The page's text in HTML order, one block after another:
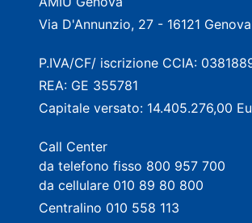
Via D'Annunzio, 27 - 16121 Genova
P.IVA/CF/ iscrizione CCIA:
REA: GE 355781
Capitale versato: 14.405.276,00
Call Center
da telefono fisso 800 957 700
da cellulare 010 89 80 800
Centralino 010 558 113